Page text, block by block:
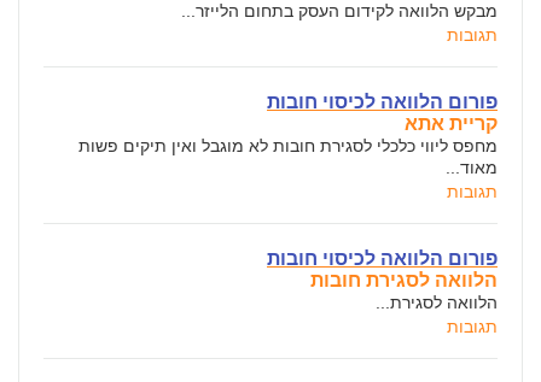
מבקש הלוואה לקידום העסק בתחום הלייזר...
תגובות
פורום הלוואה לכיסוי חובות
קריית אתא
מחפס ליווי כלכלי לסגירת חובות לא מוגבל ואין תיקים פשות
מאוד...
תגובות
פורום הלוואה לכיסוי חובות
הלוואה לסגירת חובות
הלוואה לסגירת...
תגובות